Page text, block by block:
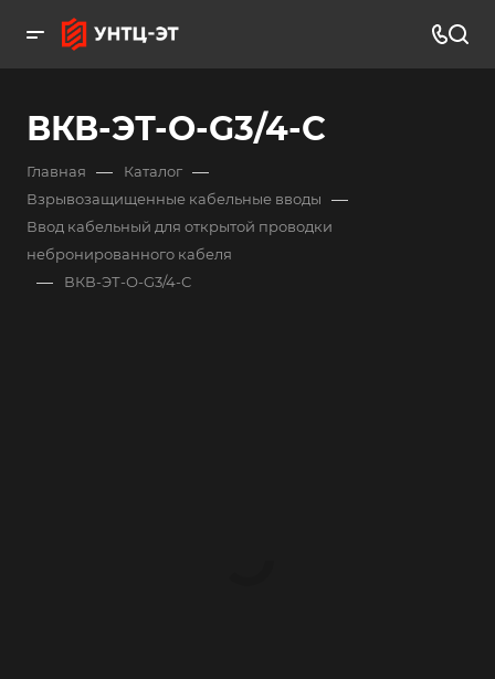
ВКВ-ЭТ-О-G3/4-С
Главная — Каталог —
Взрывозащищенные кабельные вводы —
Ввод кабельный для открытой проводки
небронированного кабеля
— ВКВ-ЭТ-О-G3/4-С